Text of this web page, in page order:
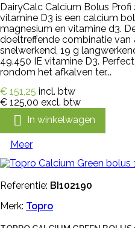
DairyCalc Calcium Bolus
vitamine D3 is een calcium
magnesium en vitamine d3.
doeltreffende combinatie
snelwerkend, 19 g
49.450 IE vitamine D3.
rondom het afkalven ter...
€ 151,25 incl. btw
€ 125,00 excl. btw
 In winkelwagen
Meer
Referentie: BI102190
Merk: Topro